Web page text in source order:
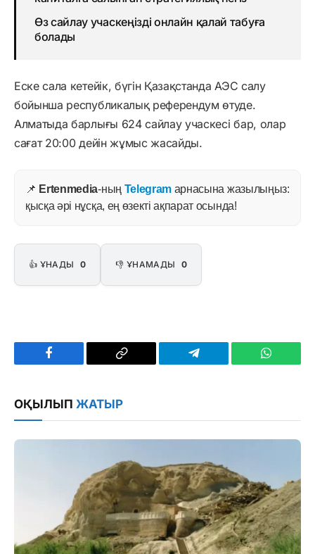
Өз сайлау учаскеңізді онлайн қалай табуға
болады
Еске сала кетейік, бүгін Қазақстанда АЭС салу
бойынша республикалық референдум өтуде.
Алматыда барлығы 624 сайлау учаскесі бар, олар
сағат 20:00 дейін жұмыс жасайды.
📌 Ertenmedia-ның Telegram арнасына жазылыңыз:
қысқа әрі нұсқа, ең өзекті ақпарат осында!
👍 ҰНАДЫ 0 👎 ҰНАМАДЫ 0
Facebook
Copy
Telegram
ОҚЫЛЫП ЖАТЫР